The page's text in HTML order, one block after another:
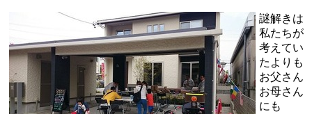
謎解きは
私たちが
考えてい
たよりも
お父さん
お母さん
にも